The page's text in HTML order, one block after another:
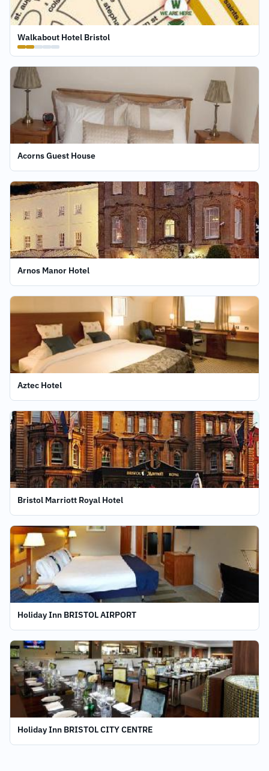
Walkabout Hotel Bristol
Acorns Guest House
Arnos Manor Hotel
Aztec Hotel
Bristol Marriott Royal Hotel
Holiday Inn BRISTOL AIRPORT
Holiday Inn BRISTOL CITY CENTRE